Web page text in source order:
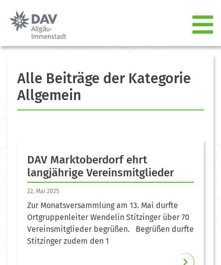
Alle Beiträge der Kategorie
Allgemein
DAV Marktoberdorf ehrt
langjährige Vereinsmitglieder
22. Mai 2025
Zur Monatsversammlung am 13. Mai durfte
Ortgruppenleiter Wendelin Stitzinger über 70
Vereinsmitglieder begrüßen. Begrüßen durfte
Stitzinger zudem den 1